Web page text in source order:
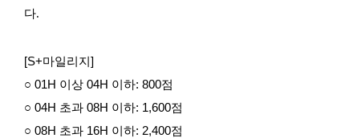
다.
[S+마일리지]
○ 01H 이상 04H 이하: 800점
○ 04H 초과 08H 이하: 1,600점
○ 08H 초과 16H 이하: 2,400점